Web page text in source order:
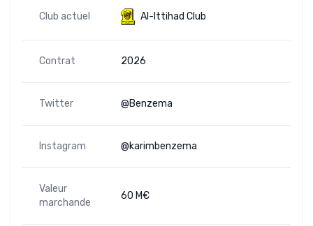
Club actuel Al-Ittihad Club
Contrat 2026
Twitter @Benzema
Instagram @karimbenzema
Valeur
marchande
60 M€